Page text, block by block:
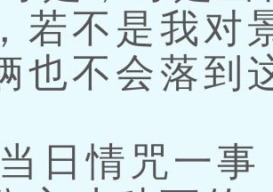
若不是我对
也不会落到
日情咒一事